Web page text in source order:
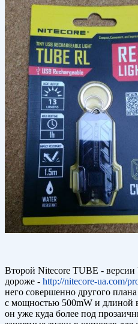
Второй Nitecore TUBE - версии
дороже - http://nitecore-ua.com/
него совершенно другого
с мощностью 500mW и длиной
он уже куда более под